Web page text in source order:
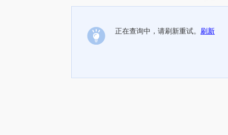
正在查询中，请刷新重试。 刷新